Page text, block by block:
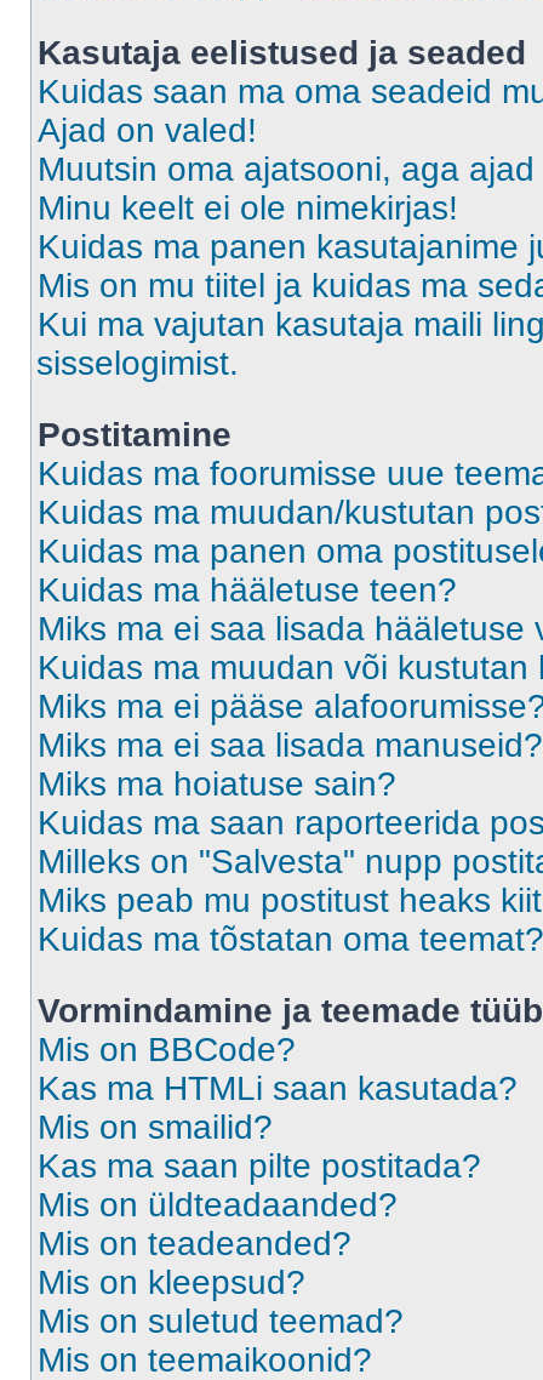
Kasutaja eelistused ja seaded
Kuidas saan ma oma seadeid
Ajad on valed!
Muutsin oma ajatsooni, aga
Minu keelt ei ole nimekirjas!
Kuidas ma panen kasutajanime
Mis on mu tiitel ja kuidas ma
Kui ma vajutan kasutaja maili
sisselogimist.
Postitamine
Kuidas ma foorumisse uue
Kuidas ma muudan/kustutan
Kuidas ma panen oma
Kuidas ma hääletuse teen?
Miks ma ei saa lisada hääletuse
Kuidas ma muudan või kustutan
Miks ma ei pääse
Miks ma ei saa lisada manuseid?
Miks ma hoiatuse sain?
Kuidas ma saan raporteerida
Milleks on "Salvesta" nupp
Miks peab mu postitust heaks
Kuidas ma tõstatan oma teemat?
Vormindamine ja teemade
Mis on BBCode?
Kas ma HTMLi saan kasutada?
Mis on smailid?
Kas ma saan pilte postitada?
Mis on üldteadaanded?
Mis on teadeanded?
Mis on kleepsud?
Mis on suletud teemad?
Mis on teemaikoonid?